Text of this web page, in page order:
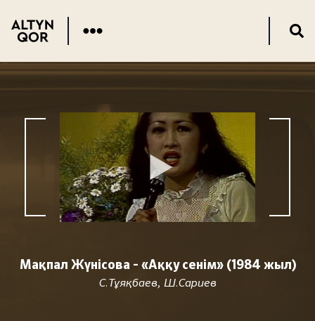
Мақпал Жүнісова - «Аққу сенім» (1984 жыл)
С.Тұяқбаев, Ш.Сариев